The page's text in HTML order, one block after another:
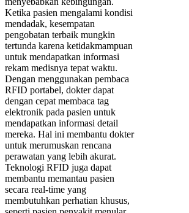
Ketika pasien mengalami kondisi
mendadak, kesempatan
pengobatan terbaik mungkin
tertunda karena ketidakmampuan
untuk mendapatkan informasi
rekam medisnya tepat waktu.
Dengan menggunakan pembaca
RFID portabel, dokter dapat
dengan cepat membaca tag
elektronik pada pasien untuk
mendapatkan informasi detail
mereka. Hal ini membantu dokter
untuk merumuskan rencana
perawatan yang lebih akurat.
Teknologi RFID juga dapat
membantu memantau pasien
secara real-time yang
membutuhkan perhatian khusus,